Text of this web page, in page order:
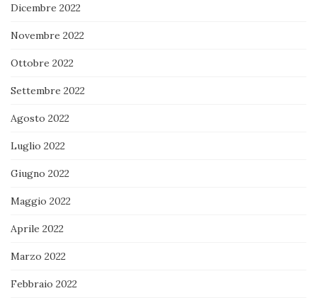
Dicembre 2022
Novembre 2022
Ottobre 2022
Settembre 2022
Agosto 2022
Luglio 2022
Giugno 2022
Maggio 2022
Aprile 2022
Marzo 2022
Febbraio 2022